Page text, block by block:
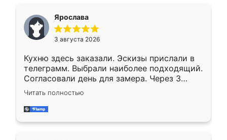
Ярослава
3 августа 2026
Кухню здесь заказали. Эскизы прислали в
телеграмм. Выбрали наиболее подходящий.
Согласовали день для замера. Через 3
недели кухня была уже готова. Остались
довольны работой. Спасибо Ренессанс
мебель за качественную работу!
Читать полностью